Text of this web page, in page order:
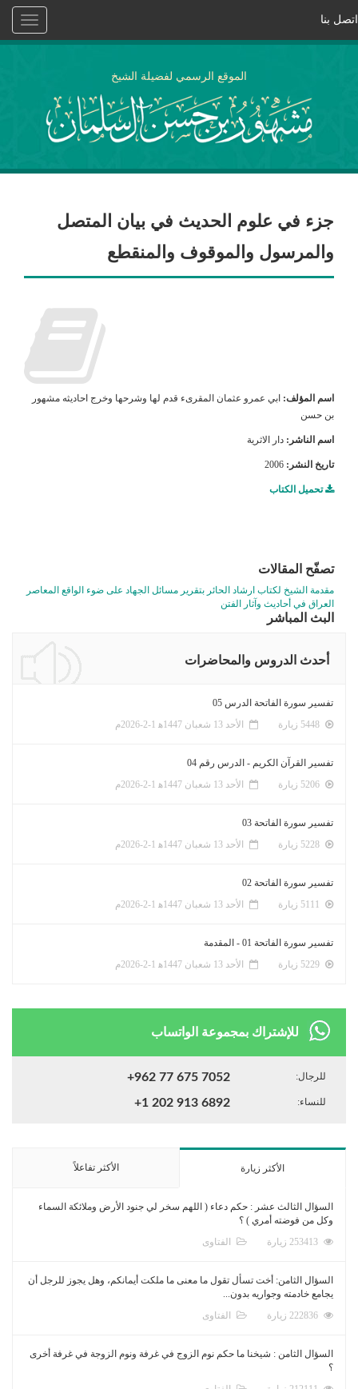
Toggle
اتصل بنا
الموقع الرسمي لفضيلة الشيخ
جزء في علوم الحديث في بيان المتصل
والمرسول والموقوف والمنقطع
اسم المؤلف: ابي عمرو عثمان المقرىء قدم لها وشرحها وخرج احاديثه مشهور
بن حسن
اسم الناشر: دار الاثرية
تاريخ النشر: 2006
تحميل الكتاب
تصفّح المقالات
مقدمة الشيخ لكتاب ارشاد الحائر بتقرير مسائل الجهاد على ضوء الواقع المعاصر
العراق في أحاديث وآثار الفتن
البث المباشر
أحدث الدروس والمحاضرات
تفسير سورة الفاتحة الدرس 05
الأحد 13 شعبان 1447ﻫ 1-2-2026م
تفسير القرآن الكريم - الدرس رقم 04
الأحد 13 شعبان 1447ﻫ 1-2-2026م
تفسير سورة الفاتحة 03
الأحد 13 شعبان 1447ﻫ 1-2-2026م
تفسير سورة الفاتحة 02
الأحد 13 شعبان 1447ﻫ 1-2-2026م
تفسير سورة الفاتحة 01 - المقدمة
الأحد 13 شعبان 1447ﻫ 1-2-2026م
للإشتراك بمجموعة الواتساب
للرجال: +962 77 675 7052
للنساء: +1 202 913 6892
الأكثر زيارة الأكثر تفاعلاً
السؤال الثالث عشر : حكم دعاء ( اللهم سخر لي جنود الأرض وملائكة السماء
وكل من فوضته أمري ) ؟
الفتاوى
السؤال الثامن: أخت تسأل تقول ما معنى ما ملكت أيمانكم، وهل يجوز للرجل أن
يجامع خادمته وجواريه بدون...
الفتاوى
السؤال الثامن : شيخنا ما حكم نوم الزوج في غرفة ونوم الزوجة في غرفة أخرى
؟